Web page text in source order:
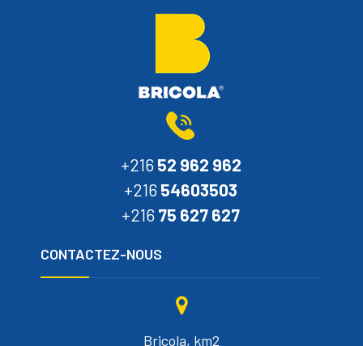
+216 52 962 962
+216 54603503
+216 75 627 627
CONTACTEZ-NOUS
Bricola, km2